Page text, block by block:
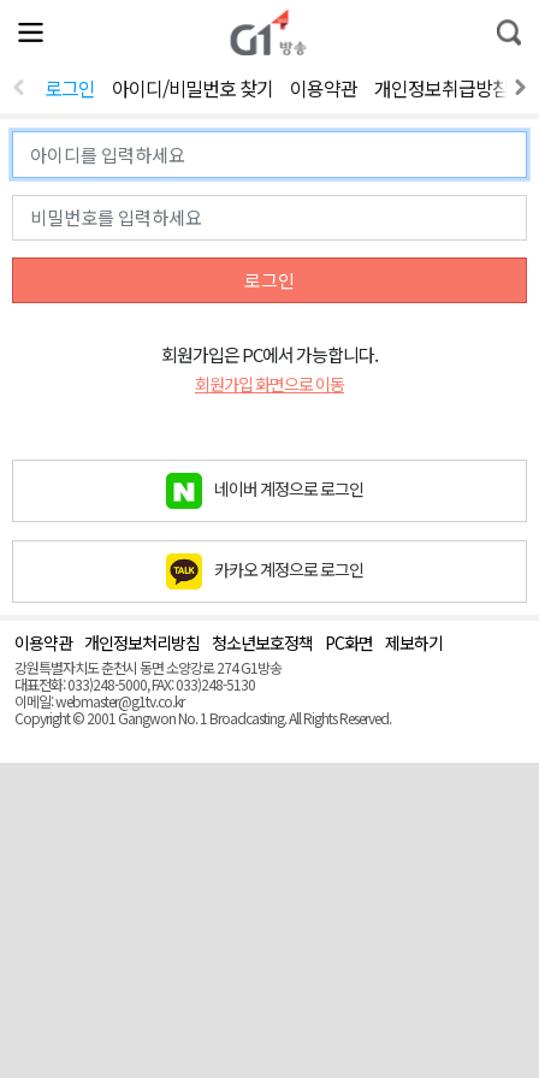
전
체
뉴
열
통
합
색
로그인 아이디/비밀번호 찾기 이용약관 개인정보취급방침
로그인
회원가입은 PC에서 가능합니다.
회원가입 화면으로 이동
네이버 계정으로 로그인
카카오 계정으로 로그인
이용약관 개인정보처리방침 청소년보호정책 PC화면 제보하기
강원특별자치도 춘천시 동면 소양강로 274 G1방송
대표전화: 033)248-5000, FAX: 033)248-5130
이메일: webmaster@g1tv.co.kr
Copyright © 2001 Gangwon No. 1 Broadcasting. All Rights Reserved.